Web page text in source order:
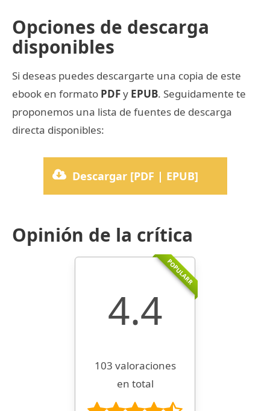
Opciones de descarga
disponibles
Si deseas puedes descargarte una copia de este
ebook en formato PDFy EPUB. Seguidamente te
proponemos una lista de fuentes de descarga
directa disponibles:
Descargar [PDF | EPUB]
Opinión de la crítica
POPULARR
4.4
103 valoraciones
en total